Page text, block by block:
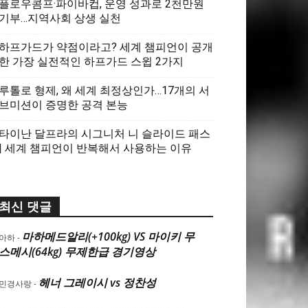
플로우콤프·파이바컵, 운영 성과로 2천만원
기부…지역사회 상생 실천
프가드가 약점이라고? 세계 챔피언이 공개
한 가장 실전적인 하프가드 스윕 2가지
루톨로 형제, 왜 세계 최정상인가…17개의 서
브미션이 증명한 공격 본능
타이난 달프라의 시그니처 니 슬라이드 패스
| 세계 챔피언이 반복해서 사용하는 이유
최신 댓글
아하- 마하메드알리(+100kg) VS 마이키 무
스메시(64kg) 무제한급 경기영상
민경사랑- 헤너 그레이시 vs 정찬성